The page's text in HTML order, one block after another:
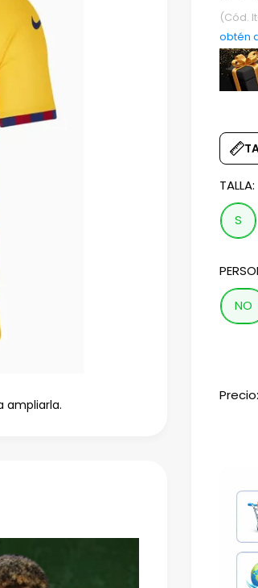
ampliarla.
(Cód.
obtén
TALLA:
S
NO
Precio: